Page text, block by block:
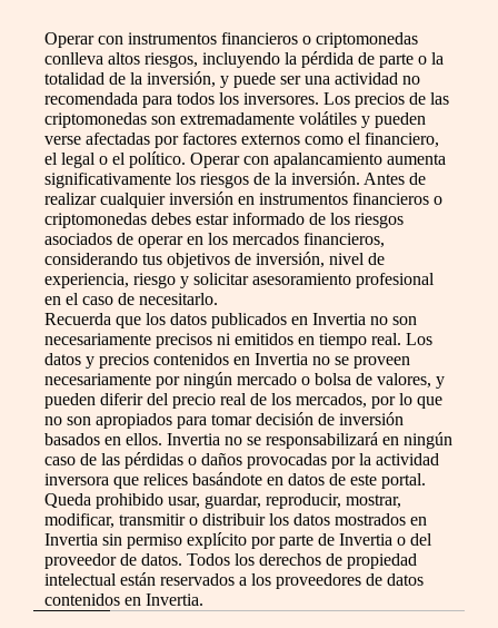
Operar con instrumentos financieros o criptomonedas
conlleva altos riesgos, incluyendo la pérdida de parte o la
totalidad de la inversión, y puede ser una actividad no
recomendada para todos los inversores. Los precios de las
criptomonedas son extremadamente volátiles y pueden
verse afectadas por factores externos como el financiero,
el legal o el político. Operar con apalancamiento aumenta
significativamente los riesgos de la inversión. Antes de
realizar cualquier inversión en instrumentos financieros o
criptomonedas debes estar informado de los riesgos
asociados de operar en los mercados financieros,
considerando tus objetivos de inversión, nivel de
experiencia, riesgo y solicitar asesoramiento profesional
en el caso de necesitarlo.
Recuerda que los datos publicados en Invertia no son
necesariamente precisos ni emitidos en tiempo real. Los
datos y precios contenidos en Invertia no se proveen
necesariamente por ningún mercado o bolsa de valores, y
pueden diferir del precio real de los mercados, por lo que
no son apropiados para tomar decisión de inversión
basados en ellos. Invertia no se responsabilizará en ningún
caso de las pérdidas o daños provocadas por la actividad
inversora que relices basándote en datos de este portal.
Queda prohibido usar, guardar, reproducir, mostrar,
modificar, transmitir o distribuir los datos mostrados en
Invertia sin permiso explícito por parte de Invertia o del
proveedor de datos. Todos los derechos de propiedad
intelectual están reservados a los proveedores de datos
contenidos en Invertia.